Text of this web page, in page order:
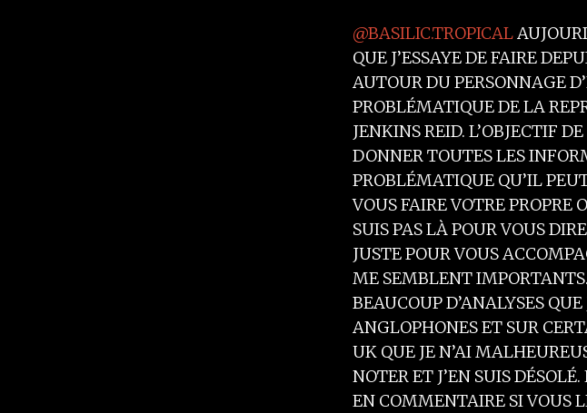
@BASILIC.TROPICAL
QUE J’ESSAYE DE FAIRE
AUTOUR DU PERSONNAGE
PROBLÉMATIQUE DE LA
JENKINS REID. L’OBJECTIF
DONNER TOUTES LES
PROBLÉMATIQUE QU’IL
VOUS FAIRE VOTRE PROPRE
SUIS PAS LÀ POUR VOUS
JUSTE POUR VOUS
ME SEMBLENT
BEAUCOUP D’ANALYSES
ANGLOPHONES ET SUR
UK QUE JE N’AI
NOTER ET J’EN SUIS
EN COMMENTAIRE SI VOUS